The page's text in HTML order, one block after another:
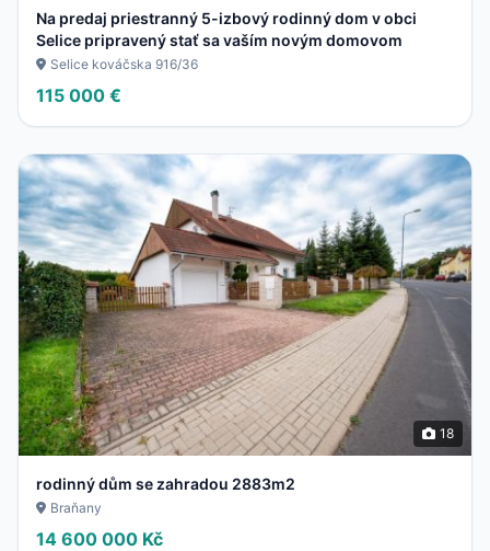
Na predaj priestranný 5-izbový rodinný dom v obci
Selice pripravený stať sa vaším novým domovom
Selice kováčska 916/36
115 000 €
18
rodinný dům se zahradou 2883m2
Braňany
14 600 000 Kč